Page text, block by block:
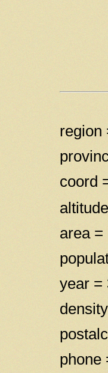
region
coord
area =
year =
phone